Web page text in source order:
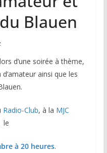
Blauen
d’une soirée à thème,
ainsi que les
Radio-Club, à la MJC
le
à 20 heures.